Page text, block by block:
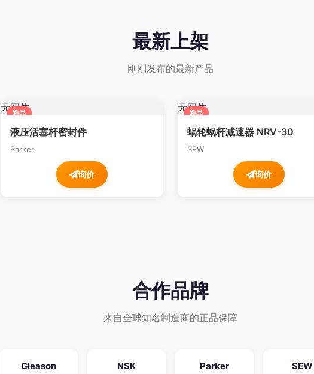
最新上架
刚刚发布的最新产品
无图片
新品
液压活塞杆密封件
Parker
询价
无图片
新品
蜗轮蜗杆减速器 NRV-30
SEW
询价
合作品牌
来自全球知名制造商的正品保障
Gleason NSK Parker SEW